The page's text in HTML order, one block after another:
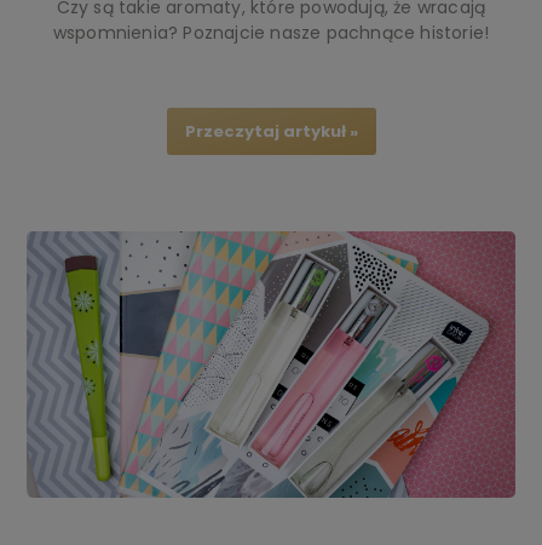
Czy są takie aromaty, które powodują, że wracają
wspomnienia? Poznajcie nasze pachnące historie!
Przeczytaj artykuł »